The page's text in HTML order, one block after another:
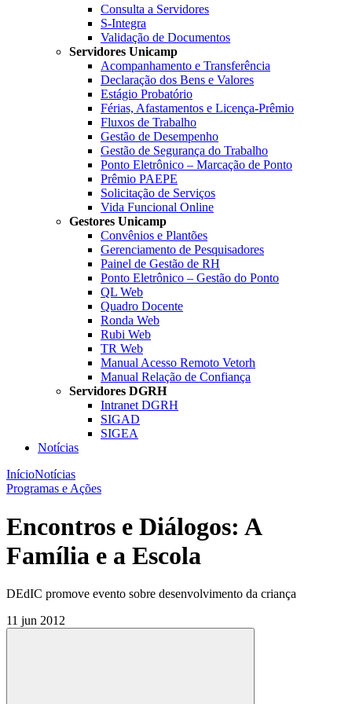
Consulta a Servidores
S-Integra
Validação de Documentos
Servidores Unicamp
Acompanhamento e Transferência
Declaração dos Bens e Valores
Estágio Probatório
Férias, Afastamentos e Licença-Prêmio
Fluxos de Trabalho
Gestão de Desempenho
Gestão de Segurança do Trabalho
Ponto Eletrônico – Marcação de Ponto
Prêmio PAEPE
Solicitação de Serviços
Vida Funcional Online
Gestores Unicamp
Convênios e Plantões
Gerenciamento de Pesquisadores
Painel de Gestão de RH
Ponto Eletrônico – Gestão do Ponto
QL Web
Quadro Docente
Ronda Web
Rubi Web
TR Web
Manual Acesso Remoto Vetorh
Manual Relação de Confiança
Servidores DGRH
Intranet DGRH
SIGAD
SIGEA
Notícias
InícioNotícias
Programas e Ações
Encontros e Diálogos: A
Família e a Escola
DEdIC promove evento sobre desenvolvimento da criança
11 jun 2012